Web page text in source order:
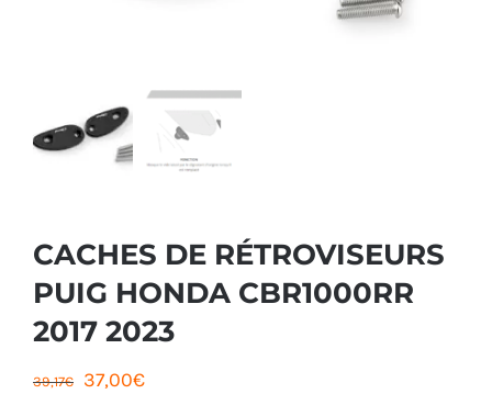
CACHES DE RÉTROVISEURS
PUIG HONDA CBR1000RR
2017 2023
39,17€
Le
37,00€Le